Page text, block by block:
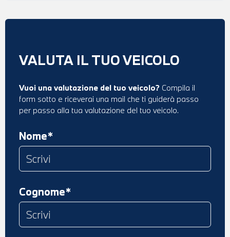
VALUTA IL TUO VEICOLO
Vuoi una valutazione del tuo veicolo? Compila il
form sotto e riceverai una mail che ti guiderà passo
per passo alla tua valutazione del tuo veicolo.
Nome*
Cognome*